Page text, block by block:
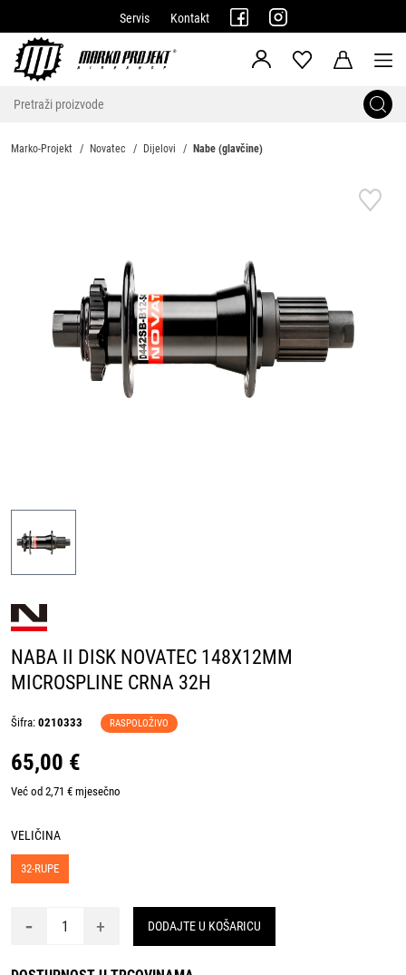
Servis Kontakt
Marko-Projekt Novatec Dijelovi Nabe (glavčine)
NABA II DISK NOVATEC 148X12MM
MICROSPLINE CRNA 32H
Šifra: 0210333 RASPOLOŽIVO
65,00 €
Već od 2,71 € mjesečno
VELIČINA
32-RUPE
- + DODAJTE U KOŠARICU